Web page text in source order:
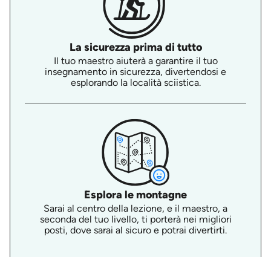
La sicurezza prima di tutto
Il tuo maestro aiuterà a garantire il tuo
insegnamento in sicurezza, divertendosi e
esplorando la località sciistica.
Esplora le montagne
Sarai al centro della lezione, e il maestro, a
seconda del tuo livello, ti porterà nei migliori
posti, dove sarai al sicuro e potrai divertirti.